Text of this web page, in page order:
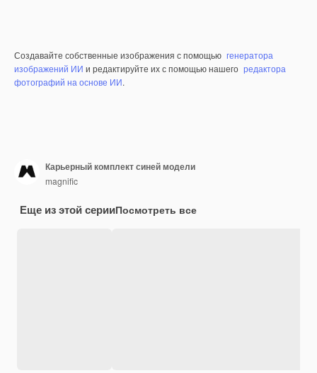
Создавайте собственные изображения с помощью генератора
изображений ИИ и редактируйте их с помощью нашего редактора
фотографий на основе ИИ.
Карьерный комплект синей модели
magnific
Еще из этой серииПосмотреть все